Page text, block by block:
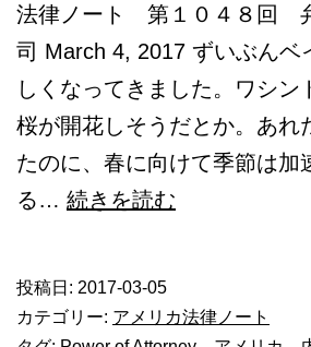
永
住
権
は？
(1)_1066
法律ノート 第１０４８回
司 March 4, 2017 ずいぶんベ
しくなってきました。ワシン
桜が開花しそうだとか。あれ
たのに、春に向けて季節は加
る… 続きを読む
の
投稿日: 2017-03-05
カテゴリー: アメリカ法律ノート